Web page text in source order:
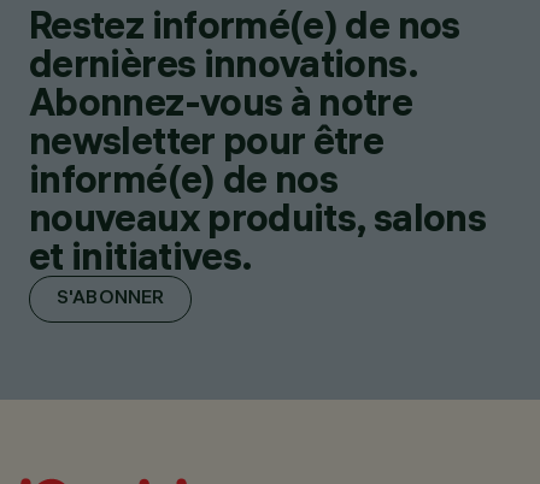
Restez informé(e) de nos
dernières innovations.
Abonnez-vous à notre
newsletter pour être
informé(e) de nos
nouveaux produits, salons
et initiatives.
S'ABONNER